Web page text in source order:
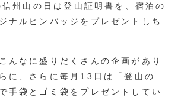
州山の日は登山証明書を、宿泊の
ナルピンバッジをプレゼントしち
んなに盛りだくさんの企画があり
に、さらに毎月13日は「登山の
手袋とゴミ袋をプレゼントしてい